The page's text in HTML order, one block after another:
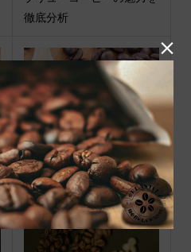
徹底分析
コーヒー豆の極意：おすす
め販売店と美味しい一杯を
手に入れるための選び方
